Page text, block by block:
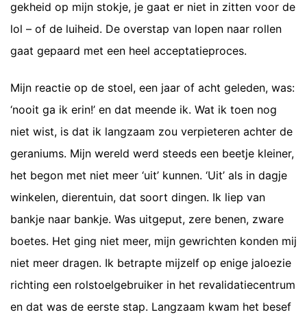
gekheid op mijn stokje, je gaat er niet in zitten voor de
lol – of de luiheid. De overstap van lopen naar rollen
gaat gepaard met een heel acceptatieproces.
Mijn reactie op de stoel, een jaar of acht geleden, was:
‘nooit ga ik erin!’ en dat meende ik. Wat ik toen nog
niet wist, is dat ik langzaam zou verpieteren achter de
geraniums. Mijn wereld werd steeds een beetje kleiner,
het begon met niet meer ‘uit’ kunnen. ‘Uit’ als in dagje
winkelen, dierentuin, dat soort dingen. Ik liep van
bankje naar bankje. Was uitgeput, zere benen, zware
boetes. Het ging niet meer, mijn gewrichten konden mij
niet meer dragen. Ik betrapte mijzelf op enige jaloezie
richting een rolstoelgebruiker in het revalidatiecentrum
en dat was de eerste stap. Langzaam kwam het besef